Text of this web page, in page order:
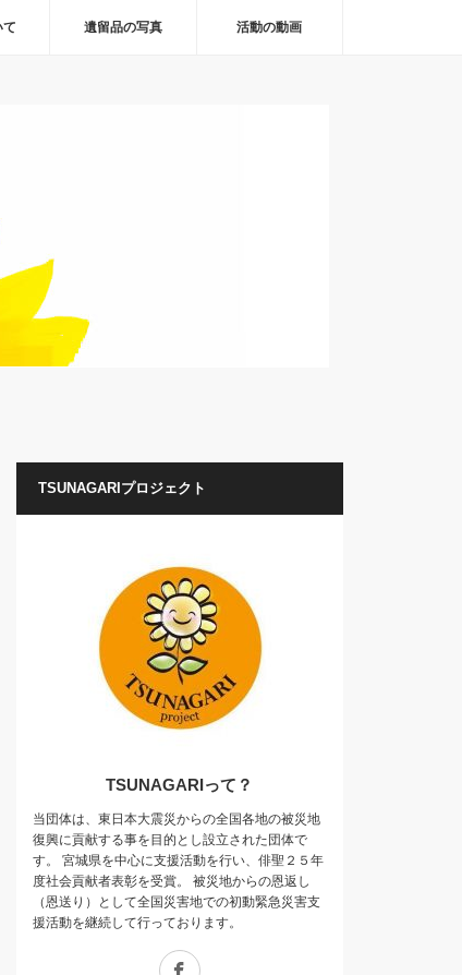
て 遺留品の写真 活動の動画
TSUNAGARIプロジェクト
TSUNAGARIって？
当団体は、東日本大震災からの全国各地の被災地
復興に貢献する事を目的とし設立された団体で
す。 宮城県を中心に支援活動を行い、俳聖２５年
度社会貢献者表彰を受賞。 被災地からの恩返し
（恩送り）として全国災害地での初動緊急災害支
援活動を継続して行っております。